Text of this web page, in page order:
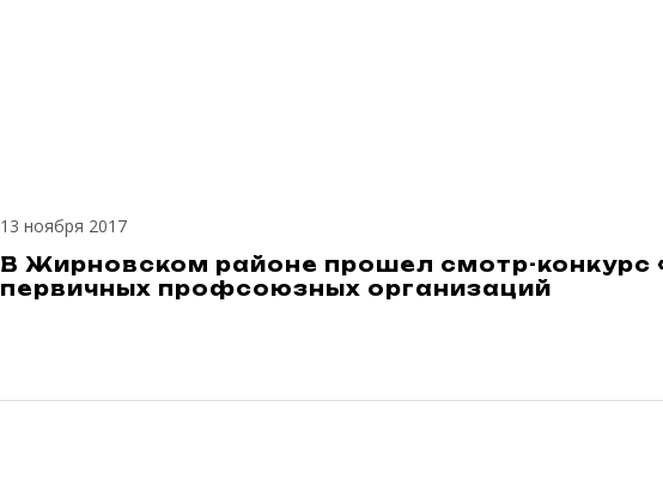
13 ноября 2017
В Жирновском районе прошел смотр-конкурс
первичных профсоюзных организаций